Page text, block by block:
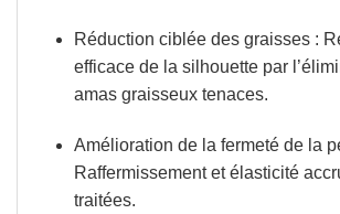
Réduction ciblée des graisses:
efficace de la silhouette par
amas graisseux tenaces.
Amélioration de la fermeté de la
Raffermissement et élasticité
traitées.